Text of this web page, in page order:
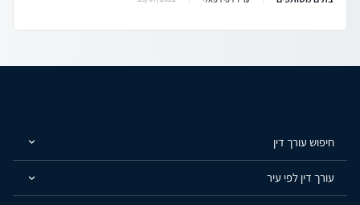
חיפוש עורך דין
עורך דין לפי עיר